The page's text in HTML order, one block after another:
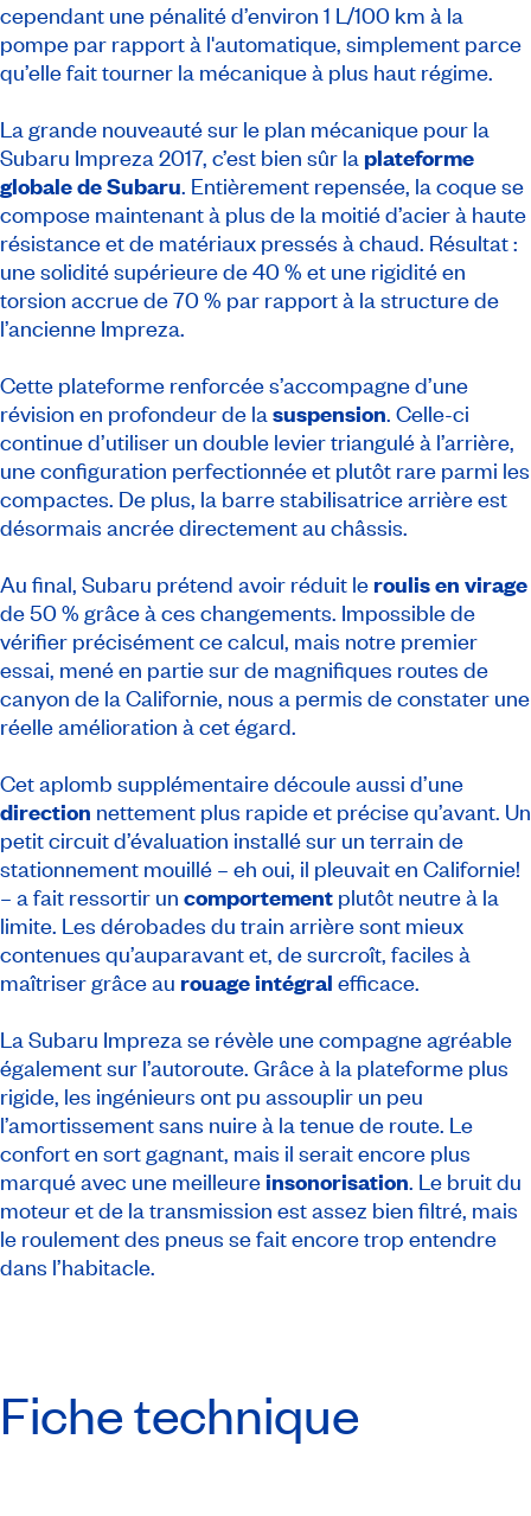
cependant une pénalité d’environ 1 L/100 km à la
pompe par rapport à l'automatique, simplement parce
qu’elle fait tourner la mécanique à plus haut régime.
La grande nouveauté sur le plan mécanique pour la
Subaru Impreza 2017, c’est bien sûr la plateforme
globale de Subaru. Entièrement repensée, la coque se
compose maintenant à plus de la moitié d’acier à haute
résistance et de matériaux pressés à chaud. Résultat :
une solidité supérieure de 40 % et une rigidité en
torsion accrue de 70 % par rapport à la structure de
l’ancienne Impreza.
Cette plateforme renforcée s’accompagne d’une
révision en profondeur de la suspension. Celle-ci
continue d’utiliser un double levier triangulé à l’arrière,
une configuration perfectionnée et plutôt rare parmi les
compactes. De plus, la barre stabilisatrice arrière est
désormais ancrée directement au châssis.
Au final, Subaru prétend avoir réduit le roulis en virage
de 50 % grâce à ces changements. Impossible de
vérifier précisément ce calcul, mais notre premier
essai, mené en partie sur de magnifiques routes de
canyon de la Californie, nous a permis de constater une
réelle amélioration à cet égard.
Cet aplomb supplémentaire découle aussi d’une
direction nettement plus rapide et précise qu’avant. Un
petit circuit d’évaluation installé sur un terrain de
stationnement mouillé – eh oui, il pleuvait en Californie!
– a fait ressortir un comportement plutôt neutre à la
limite. Les dérobades du train arrière sont mieux
contenues qu’auparavant et, de surcroît, faciles à
maîtriser grâce au rouage intégral efficace.
La Subaru Impreza se révèle une compagne agréable
également sur l’autoroute. Grâce à la plateforme plus
rigide, les ingénieurs ont pu assouplir un peu
l’amortissement sans nuire à la tenue de route. Le
confort en sort gagnant, mais il serait encore plus
marqué avec une meilleure insonorisation. Le bruit du
moteur et de la transmission est assez bien filtré, mais
le roulement des pneus se fait encore trop entendre
dans l’habitacle.
Fiche technique